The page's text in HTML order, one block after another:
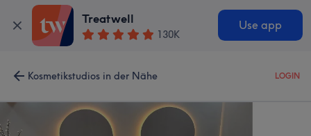
Treatwell
130K
Use app
Kosmetikstudios in der Nähe LOGIN